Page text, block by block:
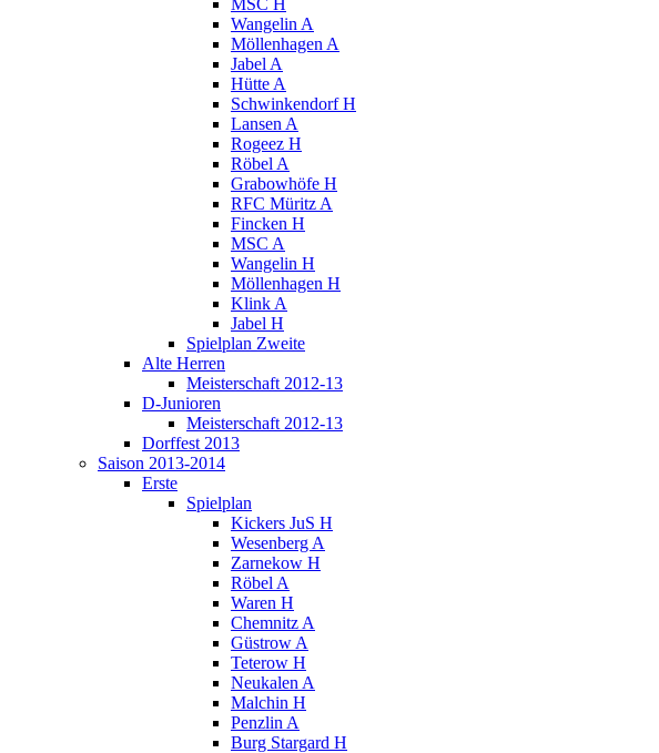
MSC H
Wangelin A
Möllenhagen A
Jabel A
Hütte A
Schwinkendorf H
Lansen A
Rogeez H
Röbel A
Grabowhöfe H
RFC Müritz A
Fincken H
MSC A
Wangelin H
Möllenhagen H
Klink A
Jabel H
Spielplan Zweite
Alte Herren
Meisterschaft 2012-13
D-Junioren
Meisterschaft 2012-13
Dorffest 2013
Saison 2013-2014
Erste
Spielplan
Kickers JuS H
Wesenberg A
Zarnekow H
Röbel A
Waren H
Chemnitz A
Güstrow A
Teterow H
Neukalen A
Malchin H
Penzlin A
Burg Stargard H